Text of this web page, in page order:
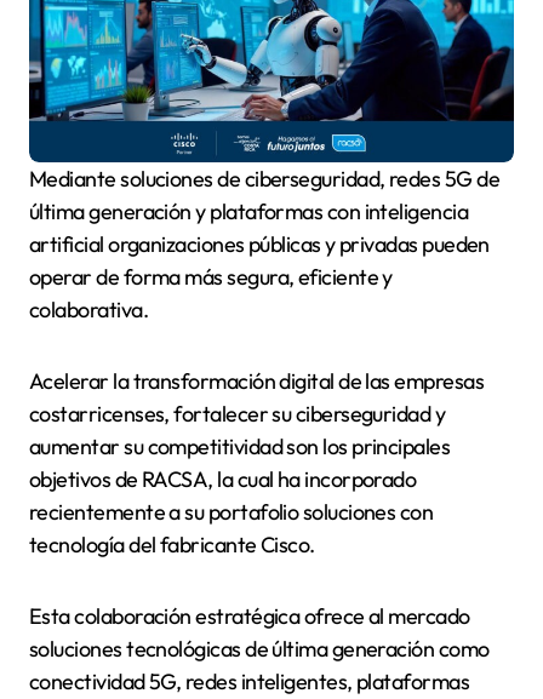
Mediante soluciones de ciberseguridad, redes 5G de
última generación y plataformas con inteligencia
artificial organizaciones públicas y privadas pueden
operar de forma más segura, eficiente y
colaborativa.
Acelerar la transformación digital de las empresas
costarricenses, fortalecer su ciberseguridad y
aumentar su competitividad son los principales
objetivos de RACSA, la cual ha incorporado
recientemente a su portafolio soluciones con
tecnología del fabricante Cisco.
Esta colaboración estratégica ofrece al mercado
soluciones tecnológicas de última generación como
conectividad 5G, redes inteligentes, plataformas